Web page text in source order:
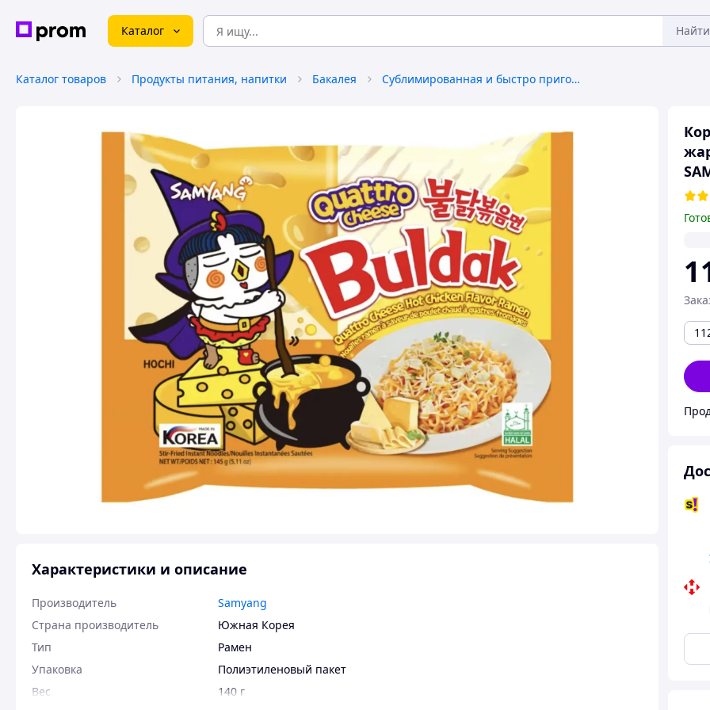
Каталог Найти
Каталог товаров Продукты питания, напитки Бакалея Сублимированная и быстро приготовляемая пища
Характеристики и описание
Производитель
Samyang
Страна производитель
Южная Корея
Тип
Рамен
Упаковка
Полиэтиленовый пакет
Вес
140 г